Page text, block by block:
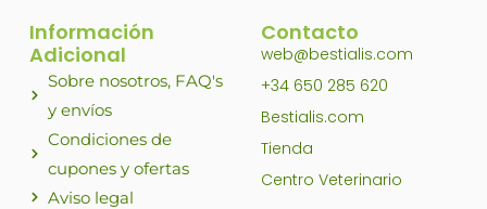
Información
Adicional
Sobre nosotros, FAQ's
y envíos
Condiciones de
cupones y ofertas
Aviso legal
Contacto
web@bestialis.com
+34 650 285 620
Bestialis.com
Tienda
Centro Veterinario